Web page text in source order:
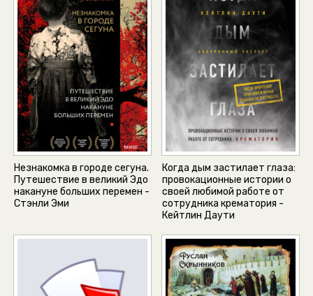
Незнакомка в городе сегуна.
Путешествие в великий Эдо
накануне больших перемен -
Стэнли Эми
Когда дым застилает глаза:
провокационные истории о
своей любимой работе от
сотрудника крематория -
Кейтлин Даути